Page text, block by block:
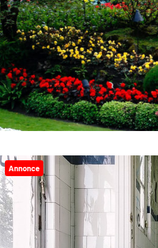
Annonce